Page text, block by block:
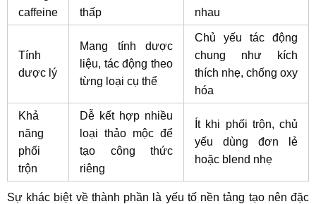
caffeine
thấp
nhau
Tính
dược lý
Mang tính dược
liệu, tác động theo
từng loại cụ thể
Chủ yếu tác động
chung như kích
thích nhẹ, chống oxy
hóa
Khả
năng
phối
trộn
Dễ kết hợp nhiều
loại thảo mộc để
tạo công thức
riêng
Ít khi phối trộn, chủ
yếu dùng đơn lẻ
hoặc blend nhẹ
Sự khác biệt về thành phần là yếu tố nền tảng tạo nên đặc